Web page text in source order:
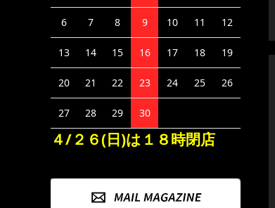
6 7 8 9 10 11 12
13 14 15 16 17 18 19
20 21 22 23 24 25 26
27 28 29 30
４/２６(日)は１８時閉店